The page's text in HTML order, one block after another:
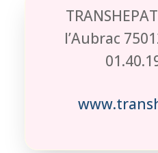
l’Aubrac